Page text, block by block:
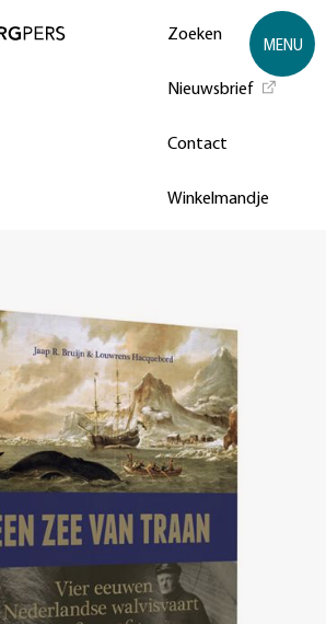
Zoeken
Nieuwsbrief
Contact
Winkelmandje
MENU